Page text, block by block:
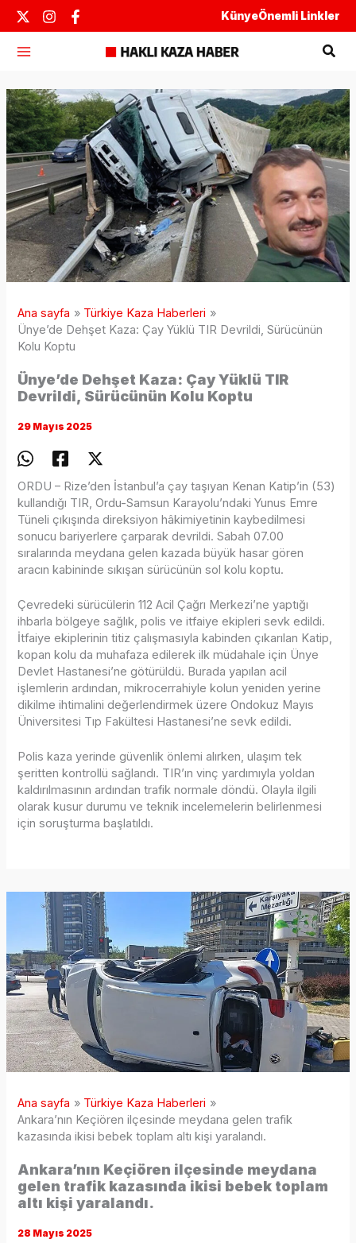
İçeriğe
atla
KünyeÖnemli Linkler
Ana sayfa
Türkiye Kaza Haberleri
Ünye’de Dehşet Kaza: Çay Yüklü TIR Devrildi, Sürücünün
Kolu Koptu
Ünye’de Dehşet Kaza: Çay Yüklü TIR
Devrildi, Sürücünün Kolu Koptu
29 Mayıs 2025
ORDU – Rize’den İstanbul’a çay taşıyan Kenan Katip’in (53)
kullandığı TIR, Ordu-Samsun Karayolu’ndaki Yunus Emre
Tüneli çıkışında direksiyon hâkimiyetinin kaybedilmesi
sonucu bariyerlere çarparak devrildi. Sabah 07.00
sıralarında meydana gelen kazada büyük hasar gören
aracın kabininde sıkışan sürücünün sol kolu koptu.
Çevredeki sürücülerin 112 Acil Çağrı Merkezi’ne yaptığı
ihbarla bölgeye sağlık, polis ve itfaiye ekipleri sevk edildi.
İtfaiye ekiplerinin titiz çalışmasıyla kabinden çıkarılan Katip,
kopan kolu da muhafaza edilerek ilk müdahale için Ünye
Devlet Hastanesi’ne götürüldü. Burada yapılan acil
işlemlerin ardından, mikrocerrahiyle kolun yeniden yerine
dikilme ihtimalini değerlendirmek üzere Ondokuz Mayıs
Üniversitesi Tıp Fakültesi Hastanesi’ne sevk edildi.
Polis kaza yerinde güvenlik önlemi alırken, ulaşım tek
şeritten kontrollü sağlandı. TIR’ın vinç yardımıyla yoldan
kaldırılmasının ardından trafik normale döndü. Olayla ilgili
olarak kusur durumu ve teknik incelemelerin belirlenmesi
için soruşturma başlatıldı.
Ana sayfa
Türkiye Kaza Haberleri
Ankara’nın Keçiören ilçesinde meydana gelen trafik
kazasında ikisi bebek toplam altı kişi yaralandı.
Ankara’nın Keçiören ilçesinde meydana
gelen trafik kazasında ikisi bebek toplam
altı kişi yaralandı.
28 Mayıs 2025